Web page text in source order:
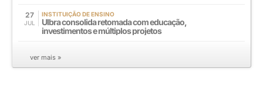
27
JUL
INSTITUIÇÃO DE ENSINO
Ulbra consolida retomada com educação,
investimentos e múltiplos projetos
ver mais »